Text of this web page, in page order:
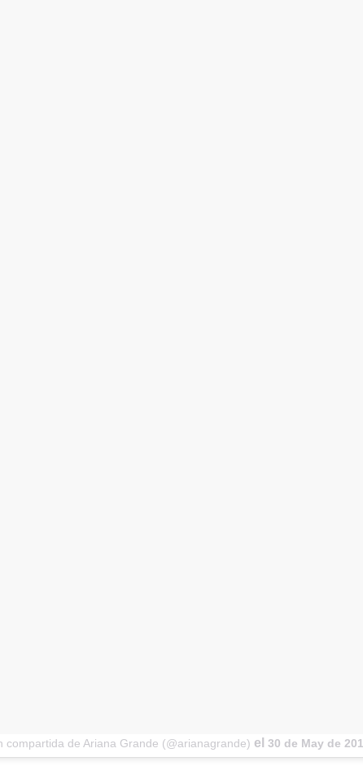
compartida de Ariana Grande (@arianagrande) el 30 de May de